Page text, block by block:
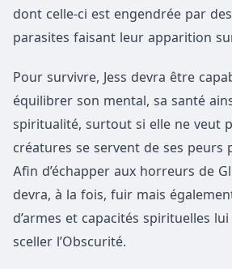
dont celle-ci est engendrée par
parasites faisant leur apparition
Pour survivre, Jess devra être
équilibrer son mental, sa santé
spiritualité, surtout si elle ne veut
créatures se servent de ses peurs
Afin d’échapper aux horreurs de
devra, à la fois, fuir mais
d’armes et capacités spirituelles
sceller l’Obscurité.